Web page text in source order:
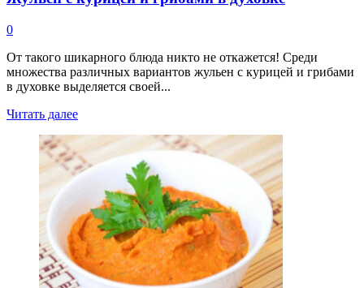
0
От такого шикарного блюда никто не откажется! Среди
множества различных вариантов жульен с курицей и грибами
в духовке выделяется своей...
Читать далееПрочитать
о
Жульен
с
курицей
грибами
в
духовке